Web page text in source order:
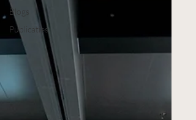
Blogs
Publicaties